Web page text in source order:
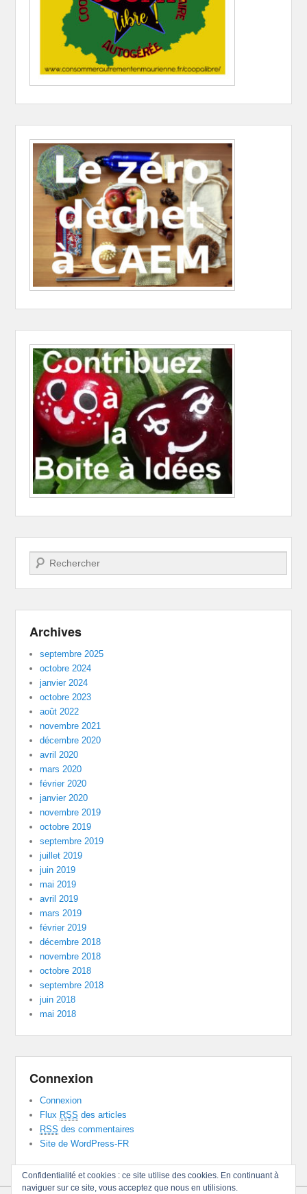
Recherche
Archives
septembre 2025
octobre 2024
janvier 2024
octobre 2023
août 2022
novembre 2021
décembre 2020
avril 2020
mars 2020
février 2020
janvier 2020
novembre 2019
octobre 2019
septembre 2019
juillet 2019
juin 2019
mai 2019
avril 2019
mars 2019
février 2019
décembre 2018
novembre 2018
octobre 2018
septembre 2018
juin 2018
mai 2018
Connexion
Connexion
Flux RSS des articles
RSS des commentaires
Site de WordPress-FR
Confidentialité et cookies : ce site utilise des cookies. En continuant à
naviguer sur ce site, vous acceptez que nous en utilisions.